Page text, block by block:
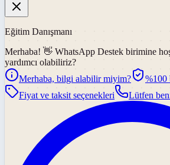
Eğitim Danışmanı
Merhaba! 👋 WhatsApp Destek birimine
yardımcı olabiliriz?
Merhaba, bilgi alabilir miyim?
%100
Fiyat ve taksit seçenekleri
Lütfen beni